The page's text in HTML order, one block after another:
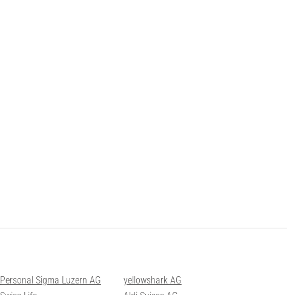
Personal Sigma Luzern AG
yellowshark AG